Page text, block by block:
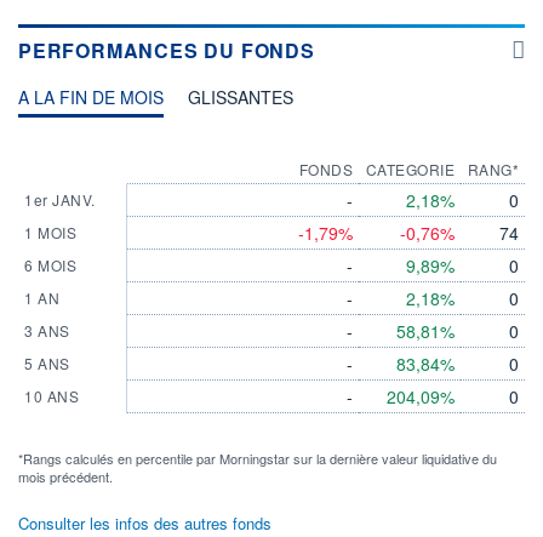
PERFORMANCES DU FONDS
A LA FIN DE MOIS GLISSANTES
1er JANV.
1 MOIS
6 MOIS
1 AN
3 ANS
5 ANS
10 ANS
FONDS
-
-1,79%
-
-
-
-
-
CATEGORIE
2,18%
-0,76%
9,89%
2,18%
58,81%
83,84%
204,09%
RANG*
0
74
0
0
0
0
0
*Rangs calculés en percentile par Morningstar sur la dernière valeur liquidative du
mois précédent.
Consulter les infos des autres fonds